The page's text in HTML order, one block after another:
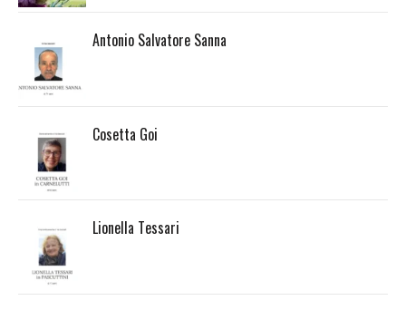
Antonio Salvatore Sanna
Cosetta Goi
Lionella Tessari